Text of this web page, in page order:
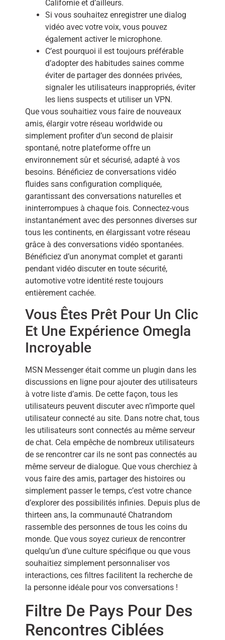
Californie et d’ailleurs.
Si vous souhaitez enregistrer une dialog
vidéo avec votre voix, vous pouvez
également activer le microphone.
C’est pourquoi il est toujours préférable
d’adopter des habitudes saines comme
éviter de partager des données privées,
signaler les utilisateurs inappropriés, éviter
les liens suspects et utiliser un VPN.
Que vous souhaitiez vous faire de nouveaux
amis, élargir votre réseau worldwide ou
simplement profiter d’un second de plaisir
spontané, notre plateforme offre un
environnement sûr et sécurisé, adapté à vos
besoins. Bénéficiez de conversations vidéo
fluides sans configuration compliquée,
garantissant des conversations naturelles et
ininterrompues à chaque fois. Connectez-vous
instantanément avec des personnes diverses sur
tous les continents, en élargissant votre réseau
grâce à des conversations vidéo spontanées.
Bénéficiez d’un anonymat complet et garanti
pendant vidéo discuter en toute sécurité,
automotive votre identité reste toujours
entièrement cachée.
Vous Êtes Prêt Pour Un Clic
Et Une Expérience Omegla
Incroyable
MSN Messenger était comme un plugin dans les
discussions en ligne pour ajouter des utilisateurs
à votre liste d’amis. De cette façon, tous les
utilisateurs peuvent discuter avec n’importe quel
utilisateur connecté au site. Dans notre chat, tous
les utilisateurs sont connectés au même serveur
de chat. Cela empêche de nombreux utilisateurs
de se rencontrer car ils ne sont pas connectés au
même serveur de dialogue. Que vous cherchiez à
vous faire des amis, partager des histoires ou
simplement passer le temps, c’est votre chance
d’explorer des possibilités infinies. Depuis plus de
thirteen ans, la communauté Chatrandom
rassemble des personnes de tous les coins du
monde. Que vous soyez curieux de rencontrer
quelqu’un d’une culture spécifique ou que vous
souhaitiez simplement personnaliser vos
interactions, ces filtres facilitent la recherche de
la personne idéale pour vos conversations !
Filtre De Pays Pour Des
Rencontres Ciblées